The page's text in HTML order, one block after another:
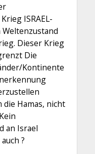
ISRAEL-
Dieser Krieg
Die
Kontinente
die Hamas, nicht
an Israel
?